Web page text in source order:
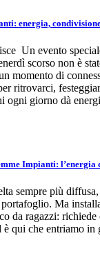
energia,
Un evento
scorso non è
momento di
ritrovarci,
ogni giorno dà
Impianti: l’energia
sempre più
Ma
da ragazzi: richiede
è qui che entriamo